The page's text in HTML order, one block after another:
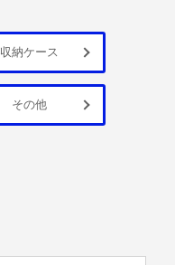
収納ケース
その他